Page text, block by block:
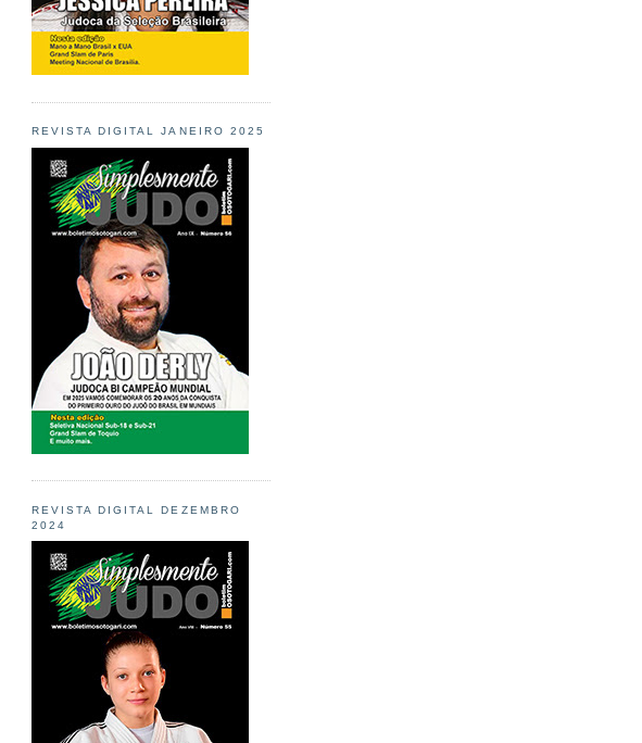
REVISTA DIGITAL JANEIRO 2025
REVISTA DIGITAL DEZEMBRO
2024